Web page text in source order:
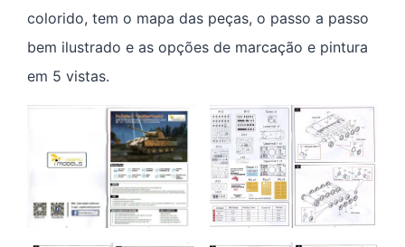
colorido, tem o mapa das peças, o passo a passo
bem ilustrado e as opções de marcação e pintura
em 5 vistas.